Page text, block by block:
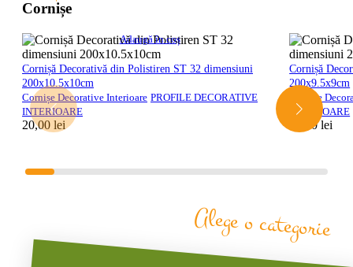
Cornișe
Adaugă în coș
Cornișă Decorativă din Polistiren ST 32 dimensiuni
200x10.5x10cm
Cornișe Decorative Interioare PROFILE DECORATIVE
INTERIOARE
20,00 lei
Cornișă
200x9.5x9cm
Cornișe
INTERIOARE
20,00lei
Alege o categorie